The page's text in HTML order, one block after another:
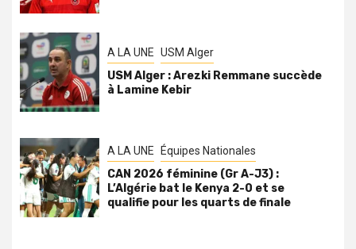
A LA UNE USM Alger
USM Alger : Arezki Remmane succède
à Lamine Kebir
A LA UNE Équipes Nationales
CAN 2026 féminine (Gr A-J3) :
L’Algérie bat le Kenya 2-0 et se
qualifie pour les quarts de finale